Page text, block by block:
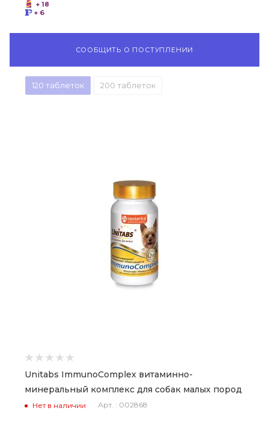
+ 18
+ 6
СООБЩИТЬ О ПОСТУПЛЕНИИ
120 таблеток 200 таблеток
Unitabs ImmunoComplex витаминно-
минеральный комплекс для собак малых пород
Нет в наличии Арт. : 002868